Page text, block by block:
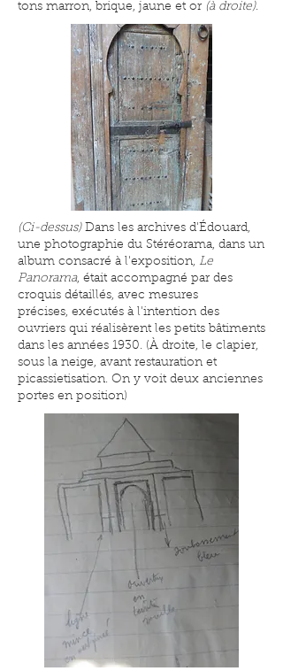
tons marron, brique, jaune et or (à droite).
(Ci-dessus)Dans les archives d'Édouard,
une photographie du Stéréorama, dans un
album consacré à l'exposition, Le
Panorama, était accompagné par des
croquis détaillés, avec mesures
précises, exécutés à l'intention des
ouvriers qui réalisèrent les petits bâtiments
dans les années 1930. (À droite, le clapier,
sous la neige, avant restauration et
picassietisation. On y voit deux anciennes
portes en position)